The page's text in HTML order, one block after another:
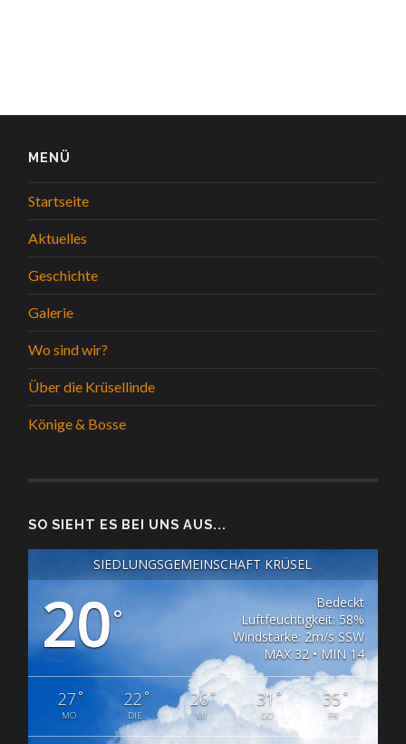
MENÜ
Startseite
Aktuelles
Geschichte
Galerie
Wo sind wir?
Über die Krüsellinde
Könige & Bosse
SO SIEHT ES BEI UNS AUS...
SIEDLUNGSGEMEINSCHAFT KRÜSEL
20°
Bedeckt
Luftfeuchtigkeit: 58%
Windstärke: 2m/s SSW
MAX 32 • MIN 14
27°
MO
22 °
DIE
26°
MI
31°
DO
35°
FR